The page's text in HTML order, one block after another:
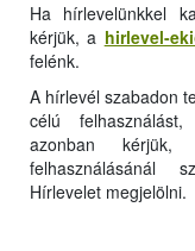
Ha hírlevelünkkel
kérjük, a hirlevel-
felénk.
A hírlevél szabadon
célú
azonban kérjük,
felhasználásánál
Hírlevelet megjelölni.